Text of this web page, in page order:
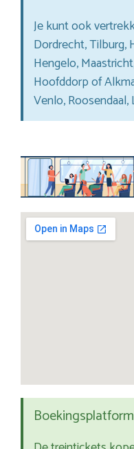
Je kunt ook
Dordrecht, Tilburg,
Hengelo,
Hoofddorp of
Venlo, Roosendaal,